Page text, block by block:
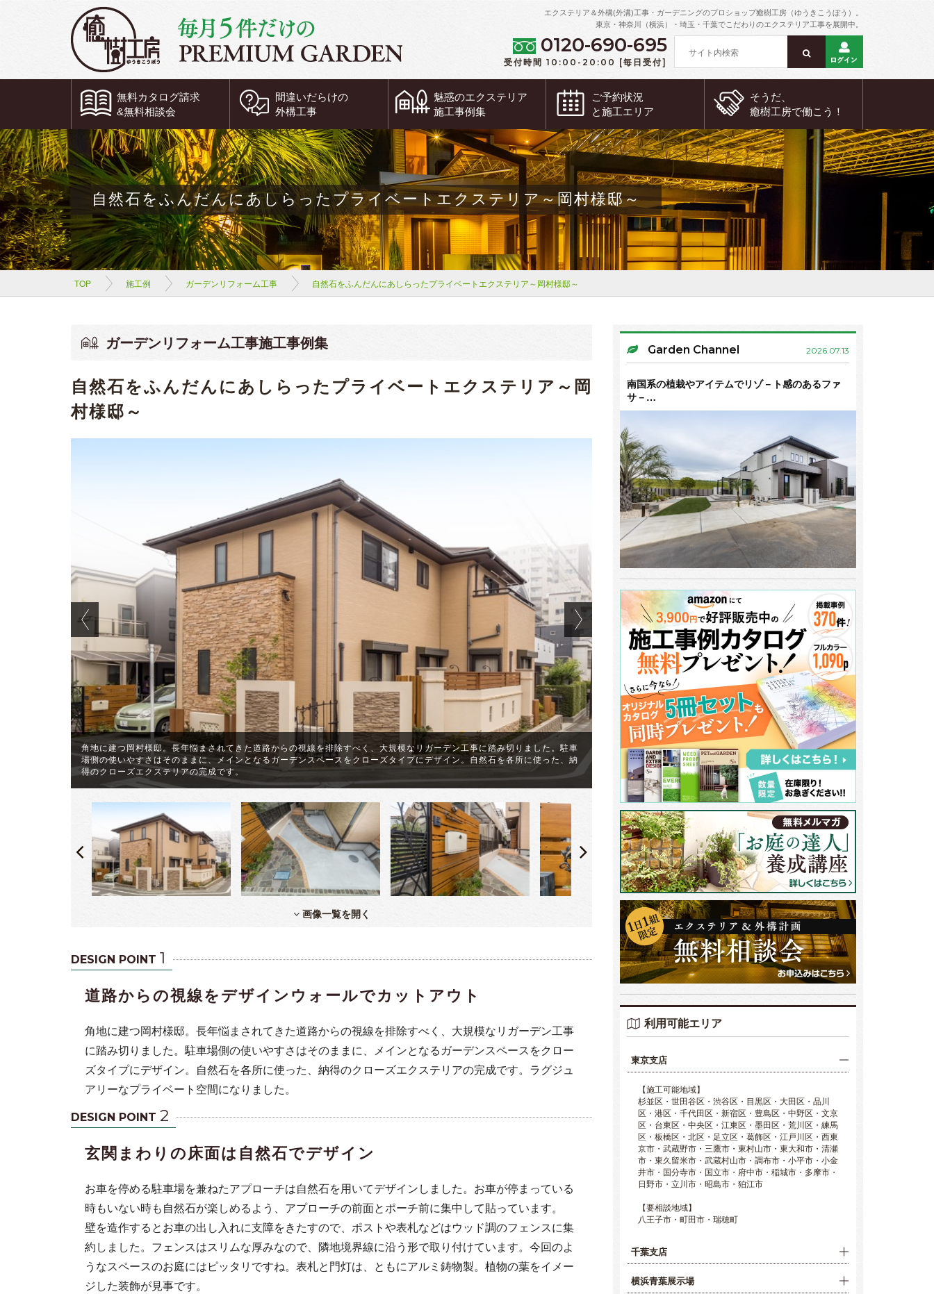
エクステリア＆外構(外溝)工事・ガーデニングのプロショップ癒樹工房（ゆうきこうぼう）。
東京・神奈川（横浜）・埼玉・千葉でこだわりのエクステリア工事を展開中。
0120-690-695
受付時間 10:00-20:00 [毎日受付]
無料カタログ請求
&無料相談会
間違いだらけの
外構工事
魅惑のエクステリア
施工事例集
ご予約状況
と施工エリア
そうだ、
癒樹工房で働こう！
自然石をふんだんにあしらったプライベートエクステリア～岡村様邸～
TOP 施工例 ガーデンリフォーム工事 自然石をふんだんにあしらったプライベートエクステリア～岡村様邸～
ガーデンリフォーム工事施工事例集
自然石をふんだんにあしらったプライベートエクステリア～岡
村様邸～
角地に建つ岡村様邸。長年悩まされてきた道路からの視線を排除すべく、大規模なリガーデン工事に踏み切りました。駐車
場側の使いやすさはそのままに、メインとなるガーデンスペースをクローズタイプにデザイン。自然石を各所に使った、納
得のクローズエクステリアの完成です。
お車を停める駐車場を兼ねたアプローチは自然石を用いてデザインしました
るよう、庭の前面とポーチ前に集中して貼っています。
画像一覧を開く
DESIGN POINT 1
道路からの視線をデザインウォールでカットアウト
角地に建つ岡村様邸。長年悩まされてきた道路からの視線を排除すべく、大規模なリガーデン工事
に踏み切りました。駐車場側の使いやすさはそのままに、メインとなるガーデンスペースをクロー
ズタイプにデザイン。自然石を各所に使った、納得のクローズエクステリアの完成です。ラグジュ
アリーなプライベート空間になりました。
DESIGN POINT 2
玄関まわりの床面は自然石でデザイン
お車を停める駐車場を兼ねたアプローチは自然石を用いてデザインしました。お車が停まっている
時もいない時も自然石が楽しめるよう、アプローチの前面とポーチ前に集中して貼っています。
壁を造作するとお車の出し入れに支障をきたすので、ポストや表札などはウッド調のフェンスに集
約しました。フェンスはスリムな厚みなので、隣地境界線に沿う形で取り付けています。今回のよ
うなスペースのお庭にはピッタリですね。表札と門灯は、ともにアルミ鋳物製。植物の葉をイメー
ジした装飾が見事です。
Garden Channel 2026.07.13
南国系の植栽やアイテムでリゾ－ト感のあるファ
サ－…
利用可能エリア
東京支店
【施工可能地域】
杉並区・世田谷区・渋谷区・目黒区・大田区・品川
区・港区・千代田区・新宿区・豊島区・中野区・文京
区・台東区・中央区・江東区・墨田区・荒川区・練馬
区・板橋区・北区・足立区・葛飾区・江戸川区・西東
京市・武蔵野市・三鷹市・東村山市・東大和市・清瀬
市・東久留米市・武蔵村山市・調布市・小平市・小金
井市・国分寺市・国立市・府中市・稲城市・多摩市・
日野市・立川市・昭島市・狛江市
【要相談地域】
八王子市・町田市・瑞穂町
千葉支店
横浜青葉展示場